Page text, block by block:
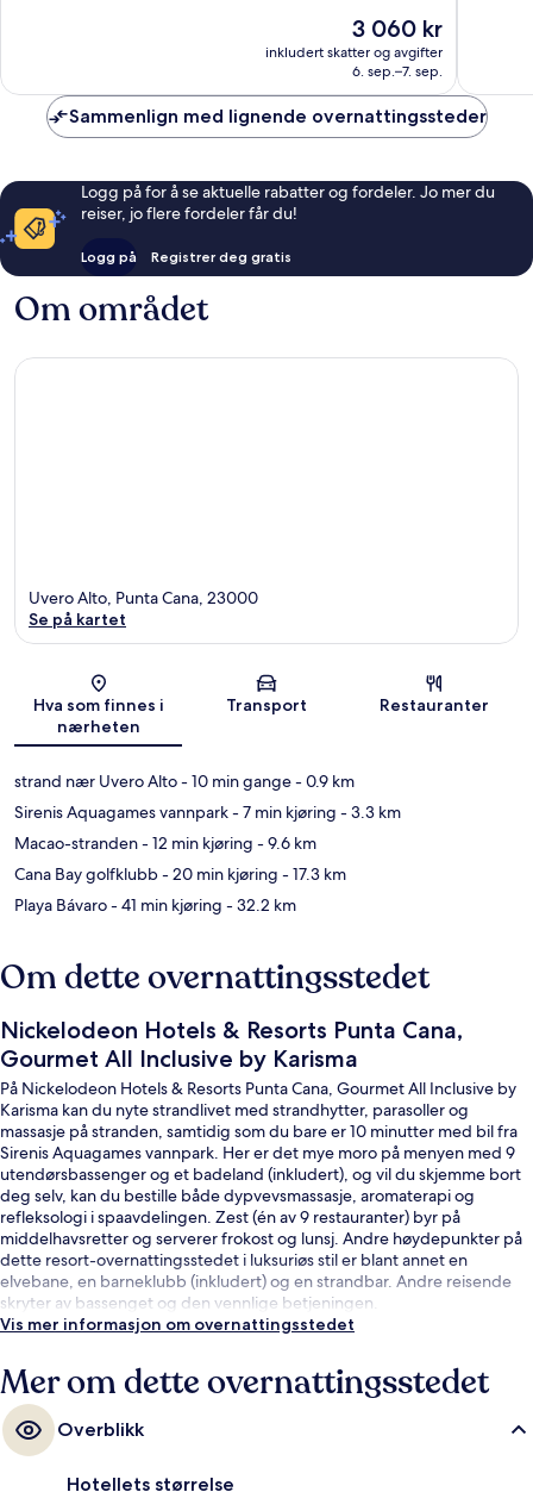
anmeldelser
Prisen
er
3 060 kr
3 060 kr
inkludert skatter og avgifter
6. sep.–7. sep.
Sammenlign med lignende overnattingssteder
Logg på for å se aktuelle rabatter og fordeler. Jo mer du
reiser, jo flere fordeler får du!
Logg på Registrer deg gratis
Om området
Kart
Uvero Alto, Punta Cana, 23000
Se på kartet
Hva som finnes i
nærheten
Transport Restauranter
strand nær Uvero Alto- 10 min gange- 0.9 km
Sirenis Aquagames vannpark- 7 min kjøring - 3.3 km
Macao-stranden- 12 min kjøring - 9.6 km
Cana Bay golfklubb- 20 min kjøring - 17.3 km
Playa Bávaro- 41 min kjøring - 32.2 km
Om dette overnattingsstedet
Nickelodeon Hotels & Resorts Punta Cana,
Gourmet All Inclusive by Karisma
På Nickelodeon Hotels & Resorts Punta Cana, Gourmet All Inclusive by
Karisma kan du nyte strandlivet med strandhytter, parasoller og
massasje på stranden, samtidig som du bare er 10 minutter med bil fra
Sirenis Aquagames vannpark. Her er det mye moro på menyen med 9
utendørsbassenger og et badeland (inkludert), og vil du skjemme bort
deg selv, kan du bestille både dypvevsmassasje, aromaterapi og
refleksologi i spaavdelingen. Zest (én av 9 restauranter) byr på
middelhavsretter og serverer frokost og lunsj. Andre høydepunkter på
dette resort-overnattingsstedet i luksuriøs stil er blant annet en
elvebane, en barneklubb (inkludert) og en strandbar. Andre reisende
skryter av bassenget og den vennlige betjeningen.
Vis mer informasjon om overnattingsstedet
Mer om dette overnattingsstedet
Overblikk
Hotellets størrelse